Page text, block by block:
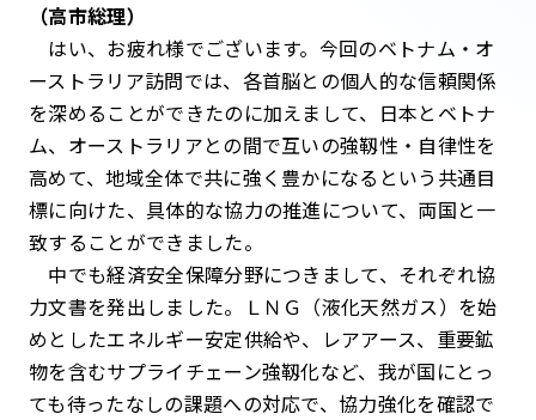
（高市総理）
はい、お疲れ様でございます。今回のベトナム・オ
ーストラリア訪問では、各首脳との個人的な信頼関係
を深めることができたのに加えまして、日本とベトナ
ム、オーストラリアとの間で互いの強靱性・自律性を
高めて、地域全体で共に強く豊かになるという共通目
標に向けた、具体的な協力の推進について、両国と一
致することができました。
中でも経済安全保障分野につきまして、それぞれ協
力文書を発出しました。ＬＮＧ（液化天然ガス）を始
めとしたエネルギー安定供給や、レアアース、重要鉱
物を含むサプライチェーン強靱化など、我が国にとっ
ても待ったなしの課題への対応で、協力強化を確認で